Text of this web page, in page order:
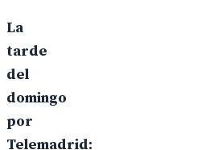
La
tarde
del
domingo
por
Telemadrid: